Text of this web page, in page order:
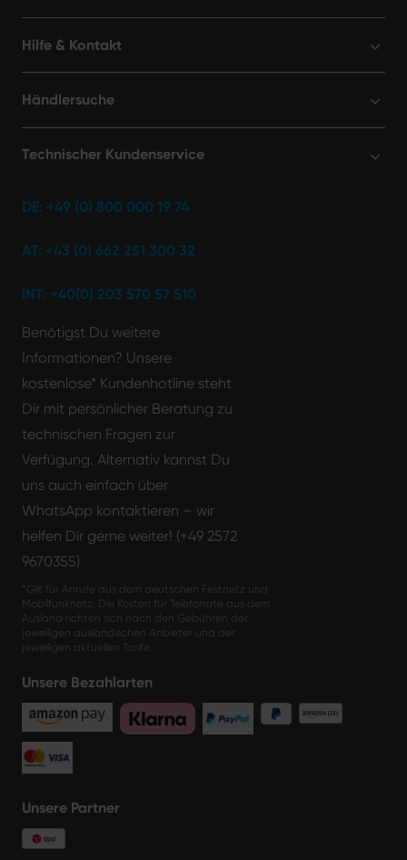
Hilfe & Kontakt
Händlersuche
Technischer Kundenservice
DE: +49 (0) 800 000 19 74
AT: +43 (0) 662 251 300 32
INT: +40(0) 203 570 57 510
Benötigst Du weitere
Informationen? Unsere
kostenlose* Kundenhotline steht
Dir mit persönlicher Beratung zu
technischen Fragen zur
Verfügung. Alternativ kannst Du
uns auch einfach über
WhatsApp kontaktieren – wir
helfen Dir gerne weiter! (+49 2572
9670355)
*Gilt für Anrufe aus dem deutschen Festnetz und
Mobilfunknetz. Die Kosten für Telefonate aus dem
Ausland richten sich nach den Gebühren der
jeweiligen ausländischen Anbieter und der
jeweiligen aktuellen Tarife.
Unsere Bezahlarten
Unsere Partner